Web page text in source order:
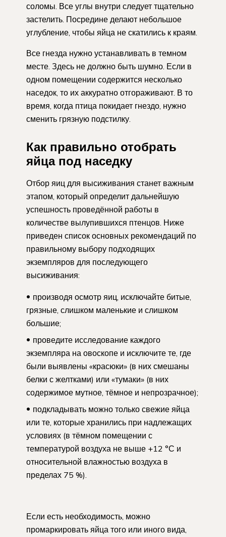
соломы. Все углы внутри следует тщательно
застелить. Посредине делают небольшое
углубление, чтобы яйца не скатились к краям.
Все гнезда нужно устанавливать в темном
месте. Здесь не должно быть шумно. Если в
одном помещении содержится несколько
наседок, то их аккуратно отгораживают. В то
время, когда птица покидает гнездо, нужно
сменить грязную подстилку.
Как правильно отобрать
яйца под наседку
Отбор яиц для высиживания станет важным
этапом, который определит дальнейшую
успешность проведённой работы в
количестве вылупившихся птенцов. Ниже
приведен список основных рекомендаций по
правильному выбору подходящих
экземпляров для последующего
высиживания:
производя осмотр яиц, исключайте битые,
грязные, слишком маленькие и слишком
большие;
проведите исследование каждого
экземпляра на овоскопе и исключите те, где
были выявлены «красюки» (в них смешаны
белки с желтками) или «тумаки» (в них
содержимое мутное, тёмное и непрозрачное);
подкладывать можно только свежие яйца
или те, которые хранились при надлежащих
условиях (в тёмном помещении с
температурой воздуха не выше +12 °С и
относительной влажностью воздуха в
пределах 75 %).
Если есть необходимость, можно
промаркировать яйца того или иного вида,